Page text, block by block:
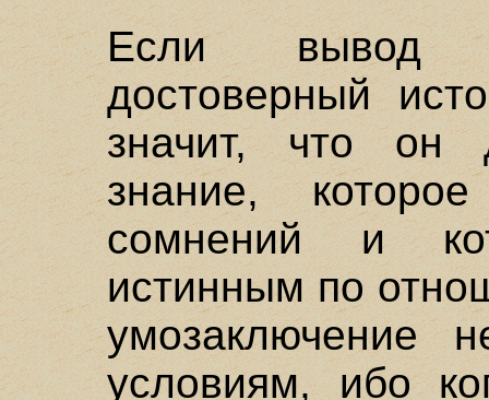
Если вывод
достоверный
значит, что он
знание,
сомнений и
истинным по
умозаключение
условиям, ибо